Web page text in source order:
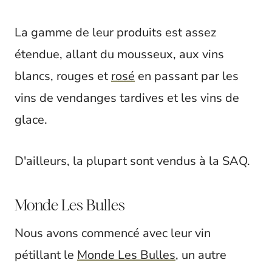
La gamme de leur produits est assez
étendue, allant du mousseux, aux vins
blancs, rouges etrosé en passant par les
vins de vendanges tardives et les vins de
glace.
D'ailleurs, la plupart sont vendus à la SAQ.
Monde Les Bulles
Nous avons commencé avec leur vin
pétillant le Monde Les Bulles, un autre